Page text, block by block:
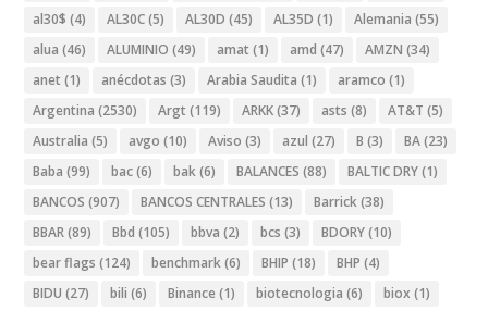
al30$ (4) AL30C(5) AL30D (45) AL35D (1) Alemania (55)
alua (46) ALUMINIO (49) amat (1) amd (47) AMZN (34)
anet (1) anécdotas (3) Arabia Saudita (1) aramco (1)
Argentina (2530) Argt (119) ARKK(37) asts (8) AT&T (5)
Australia (5) avgo (10) Aviso (3) azul (27) B (3) BA(23)
Baba (99) bac(6) bak(6) BALANCES (88) BALTIC DRY(1)
BANCOS (907) BANCOS CENTRALES (13) Barrick(38)
BBAR(89) Bbd (105) bbva (2) bcs (3) BDORY(10)
bear flags (124) benchmark(6) BHIP (18) BHP (4)
BIDU (27) bili (6) Binance (1) biotecnologia (6) biox (1)